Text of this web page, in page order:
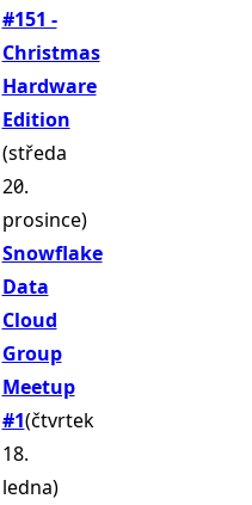
#151 -
Christmas
Hardware
Edition
(středa
20.
prosince)
Snowflake
Data
Cloud
Group
Meetup
#1(čtvrtek
18.
ledna)